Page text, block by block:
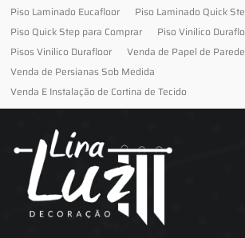
Piso Laminado Eucafloor
Piso Laminado Quick
Piso Quick Step para Comprar
Piso Vinilico
Pisos Vinilico Durafloor
Venda de Papel de
Venda de Persianas Sob Medida
Venda E Instalação de Cortina de Tecido